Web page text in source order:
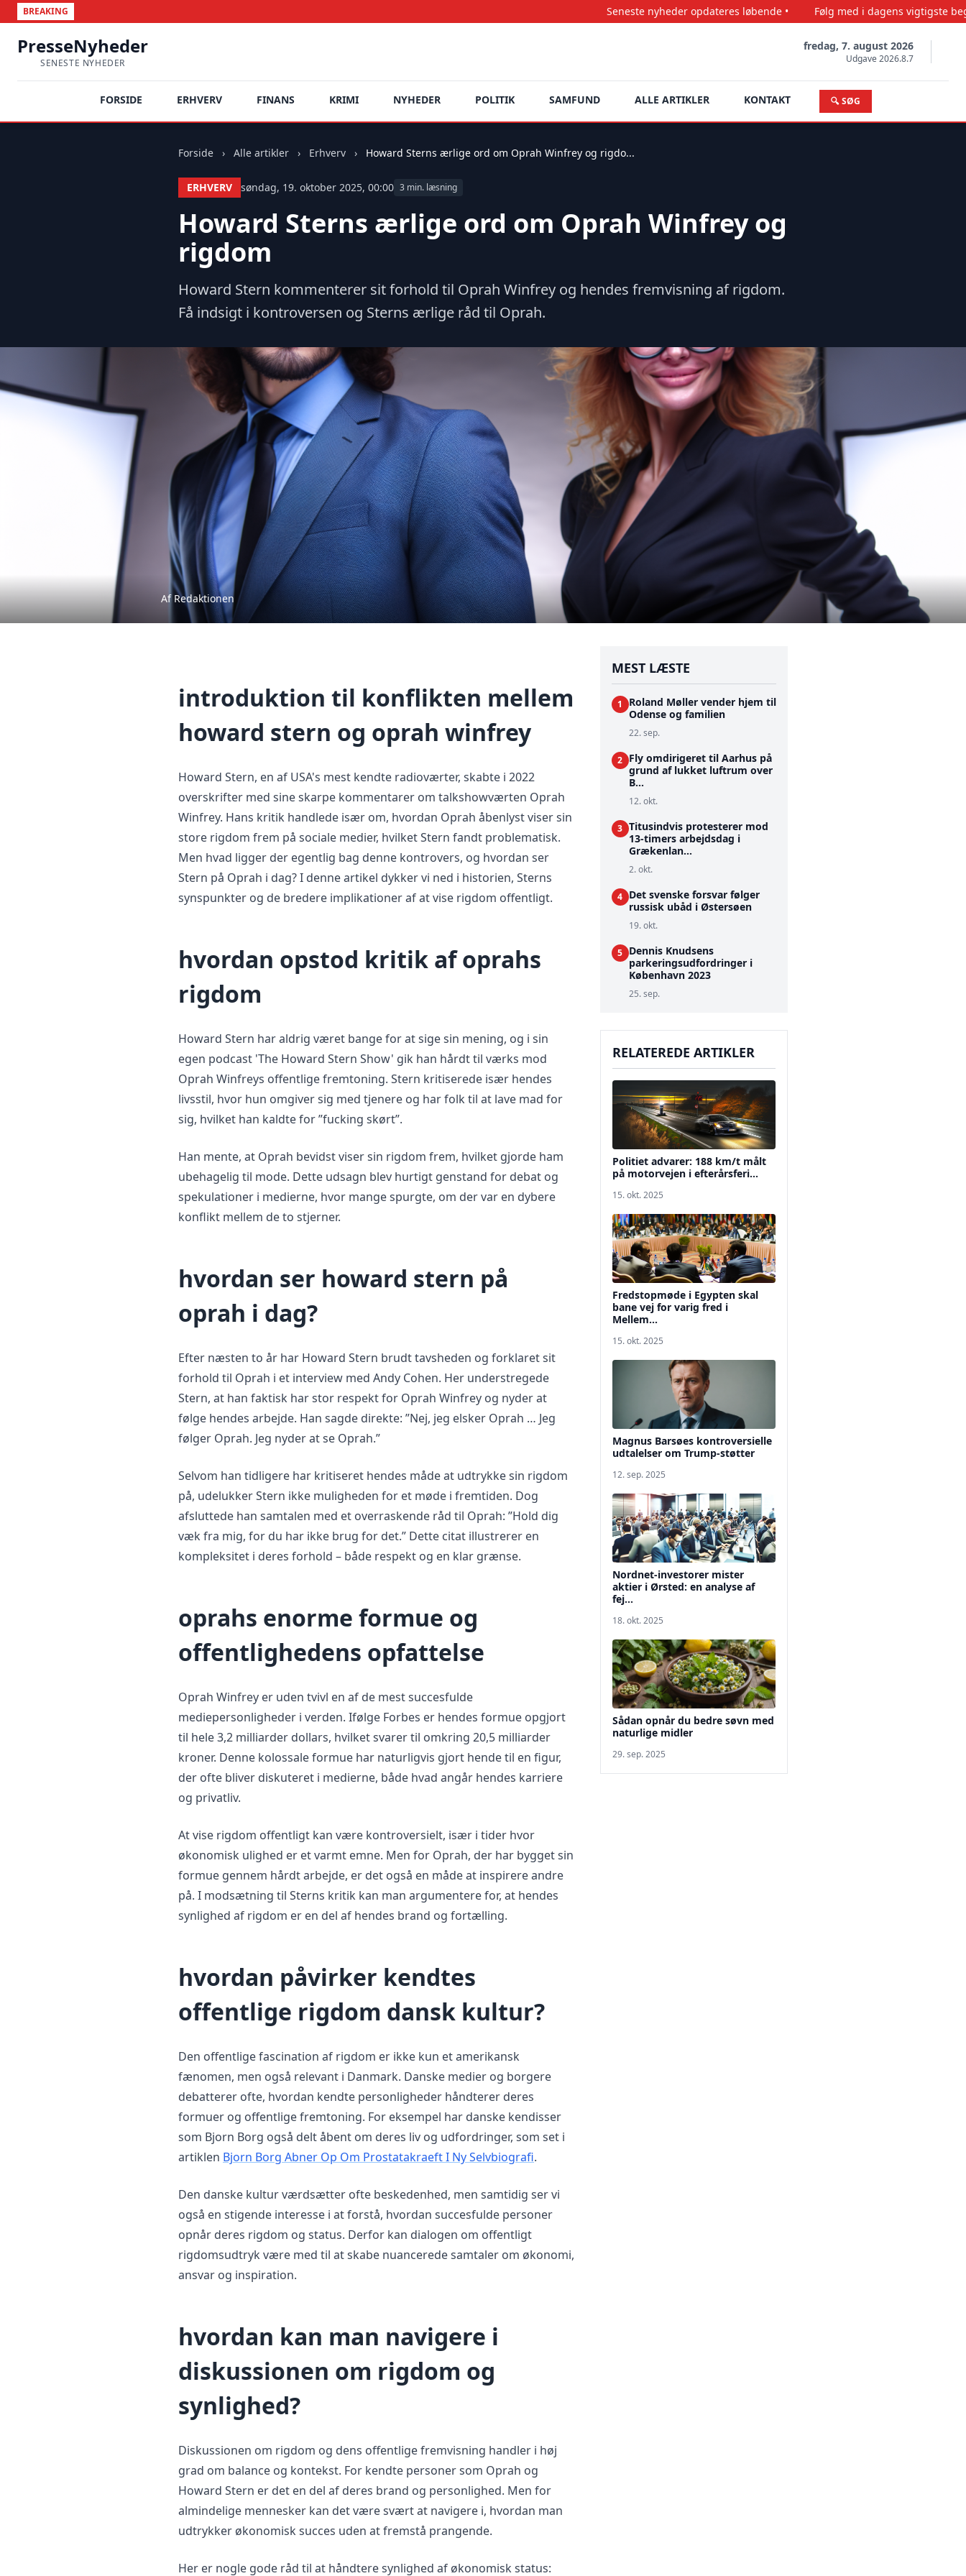
BREAKING Seneste nyheder opdateres løbende • Følg med i dagens vigtigste begivenheder •
PresseNyheder
SENESTE NYHEDER
fredag, 7. august 2026
Udgave 2026.8.7
FORSIDE ERHVERV FINANS KRIMI NYHEDER POLITIK SAMFUND ALLE ARTIKLER KONTAKT 🔍 SØG
Forside › Alle artikler › Erhverv › Howard Sterns ærlige ord om Oprah Winfrey og rigdo...
ERHVERV søndag, 19. oktober 2025, 00:00 3 min. læsning
Howard Sterns ærlige ord om Oprah Winfrey og
rigdom
Howard Stern kommenterer sit forhold til Oprah Winfrey og hendes fremvisning af rigdom.
Få indsigt i kontroversen og Sterns ærlige råd til Oprah.
Af Redaktionen
introduktion til konflikten mellem
howard stern og oprah winfrey
Howard Stern, en af USA's mest kendte radioværter, skabte i 2022
overskrifter med sine skarpe kommentarer om talkshowværten Oprah
Winfrey. Hans kritik handlede især om, hvordan Oprah åbenlyst viser sin
store rigdom frem på sociale medier, hvilket Stern fandt problematisk.
Men hvad ligger der egentlig bag denne kontrovers, og hvordan ser
Stern på Oprah i dag? I denne artikel dykker vi ned i historien, Sterns
synspunkter og de bredere implikationer af at vise rigdom offentligt.
hvordan opstod kritik af oprahs
rigdom
Howard Stern har aldrig været bange for at sige sin mening, og i sin
egen podcast 'The Howard Stern Show' gik han hårdt til værks mod
Oprah Winfreys offentlige fremtoning. Stern kritiserede især hendes
livsstil, hvor hun omgiver sig med tjenere og har folk til at lave mad for
sig, hvilket han kaldte for ”fucking skørt”.
Han mente, at Oprah bevidst viser sin rigdom frem, hvilket gjorde ham
ubehagelig til mode. Dette udsagn blev hurtigt genstand for debat og
spekulationer i medierne, hvor mange spurgte, om der var en dybere
konflikt mellem de to stjerner.
hvordan ser howard stern på
oprah i dag?
Efter næsten to år har Howard Stern brudt tavsheden og forklaret sit
forhold til Oprah i et interview med Andy Cohen. Her understregede
Stern, at han faktisk har stor respekt for Oprah Winfrey og nyder at
følge hendes arbejde. Han sagde direkte: ”Nej, jeg elsker Oprah … Jeg
følger Oprah. Jeg nyder at se Oprah.”
Selvom han tidligere har kritiseret hendes måde at udtrykke sin rigdom
på, udelukker Stern ikke muligheden for et møde i fremtiden. Dog
afsluttede han samtalen med et overraskende råd til Oprah: ”Hold dig
væk fra mig, for du har ikke brug for det.” Dette citat illustrerer en
kompleksitet i deres forhold – både respekt og en klar grænse.
oprahs enorme formue og
offentlighedens opfattelse
Oprah Winfrey er uden tvivl en af de mest succesfulde
mediepersonligheder i verden. Ifølge Forbes er hendes formue opgjort
til hele 3,2 milliarder dollars, hvilket svarer til omkring 20,5 milliarder
kroner. Denne kolossale formue har naturligvis gjort hende til en figur,
der ofte bliver diskuteret i medierne, både hvad angår hendes karriere
og privatliv.
At vise rigdom offentligt kan være kontroversielt, især i tider hvor
økonomisk ulighed er et varmt emne. Men for Oprah, der har bygget sin
formue gennem hårdt arbejde, er det også en måde at inspirere andre
på. I modsætning til Sterns kritik kan man argumentere for, at hendes
synlighed af rigdom er en del af hendes brand og fortælling.
hvordan påvirker kendtes
offentlige rigdom dansk kultur?
Den offentlige fascination af rigdom er ikke kun et amerikansk
fænomen, men også relevant i Danmark. Danske medier og borgere
debatterer ofte, hvordan kendte personligheder håndterer deres
formuer og offentlige fremtoning. For eksempel har danske kendisser
som Bjorn Borg også delt åbent om deres liv og udfordringer, som set i
artiklen Bjorn Borg Abner Op Om Prostatakraeft I Ny Selvbiografi.
Den danske kultur værdsætter ofte beskedenhed, men samtidig ser vi
også en stigende interesse i at forstå, hvordan succesfulde personer
opnår deres rigdom og status. Derfor kan dialogen om offentligt
rigdomsudtryk være med til at skabe nuancerede samtaler om økonomi,
ansvar og inspiration.
hvordan kan man navigere i
diskussionen om rigdom og
synlighed?
Diskussionen om rigdom og dens offentlige fremvisning handler i høj
grad om balance og kontekst. For kendte personer som Oprah og
Howard Stern er det en del af deres brand og personlighed. Men for
almindelige mennesker kan det være svært at navigere i, hvordan man
udtrykker økonomisk succes uden at fremstå prangende.
Her er nogle gode råd til at håndtere synlighed af økonomisk status:
MEST LÆSTE
1
Roland Møller vender hjem til
Odense og familien
22. sep.
2 Fly omdirigeret til Aarhus på
grund af lukket luftrum over
B...
12. okt.
3 Titusindvis protesterer mod
13-timers arbejdsdag i
Grækenlan...
2. okt.
4 Det svenske forsvar følger
russisk ubåd i Østersøen
19. okt.
5 Dennis Knudsens
parkeringsudfordringer i
København 2023
25. sep.
RELATEREDE ARTIKLER
Politiet advarer: 188 km/t målt
på motorvejen i efterårsferi...
15. okt. 2025
Fredstopmøde i Egypten skal
bane vej for varig fred i
Mellem...
15. okt. 2025
Magnus Barsøes kontroversielle
udtalelser om Trump-støtter
12. sep. 2025
Nordnet-investorer mister
aktier i Ørsted: en analyse af
fej...
18. okt. 2025
Sådan opnår du bedre søvn med
naturlige midler
29. sep. 2025